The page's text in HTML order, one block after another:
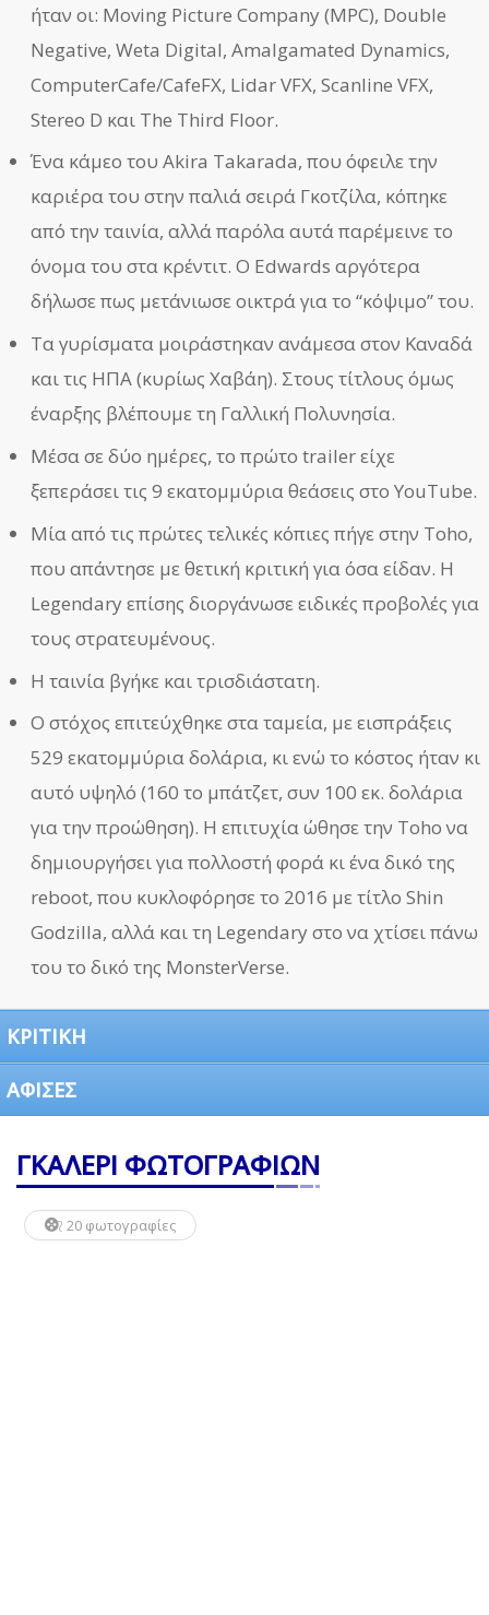
ήταν οι: Moving Picture Company (MPC), Double
Negative, Weta Digital, Amalgamated Dynamics,
ComputerCafe/CafeFX, Lidar VFX, Scanline VFX,
Stereo D και The Third Floor.
Ένα κάμεο του Akira Takarada, που όφειλε την
καριέρα του στην παλιά σειρά Γκοτζίλα, κόπηκε
από την ταινία, αλλά παρόλα αυτά παρέμεινε το
όνομα του στα κρέντιτ. Ο Edwards αργότερα
δήλωσε πως μετάνιωσε οικτρά για το “κόψιμο” του.
Τα γυρίσματα μοιράστηκαν ανάμεσα στον Καναδά
και τις ΗΠΑ (κυρίως Χαβάη). Στους τίτλους όμως
έναρξης βλέπουμε τη Γαλλική Πολυνησία.
Μέσα σε δύο ημέρες, το πρώτο trailer είχε
ξεπεράσει τις 9 εκατομμύρια θεάσεις στο YouTube.
Μία από τις πρώτες τελικές κόπιες πήγε στην Toho,
που απάντησε με θετική κριτική για όσα είδαν. Η
Legendary επίσης διοργάνωσε ειδικές προβολές για
τους στρατευμένους.
Η ταινία βγήκε και τρισδιάστατη.
Ο στόχος επιτεύχθηκε στα ταμεία, με εισπράξεις
529 εκατομμύρια δολάρια, κι ενώ το κόστος ήταν κι
αυτό υψηλό (160 το μπάτζετ, συν 100 εκ. δολάρια
για την προώθηση). Η επιτυχία ώθησε την Toho να
δημιουργήσει για πολλοστή φορά κι ένα δικό της
reboot, που κυκλοφόρησε το 2016 με τίτλο Shin
Godzilla, αλλά και τη Legendary στο να χτίσει πάνω
του το δικό της MonsterVerse.
ΚΡΙΤΙΚΗ
ΑΦΙΣΕΣ
ΓΚΑΛΕΡΙ ΦΩΤΟΓΡΑΦΙΩΝ
20 φωτογραφίες